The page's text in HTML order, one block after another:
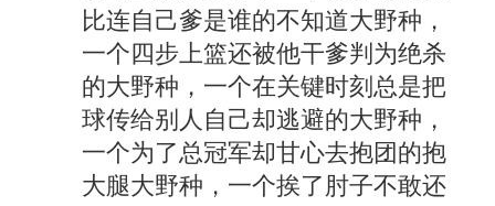
比连自己爹是谁的不知道大野种，
一个四步上篮还被他干爹判为绝杀
的大野种，一个在关键时刻总是把
球传给别人自己却逃避的大野种，
一个为了总冠军却甘心去抱团的抱
大腿大野种，一个挨了肘子不敢还